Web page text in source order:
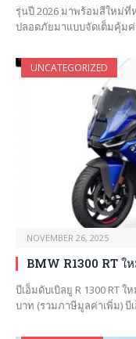
รุ่นปี 2026 มาพร้อมสีใหม่
ปลอดภัยมาแบบจัดเต็มคุ้มค่
UNCATEGORIZED
NOVEMBER 26, 2025
BMW R1300 RT ใ
บีเอ็มดับเบิลยู R 1300 RT ใ
บาท (รวมภาษีมูลค่าเพิ่ม) บี